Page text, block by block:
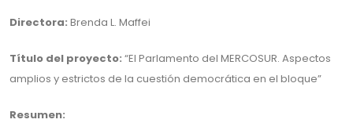
Directora: Brenda L. Maffei
Título del proyecto: “El Parlamento del MERCOSUR. Aspectos
amplios y estrictos de la cuestión democrática en el bloque”
Resumen: